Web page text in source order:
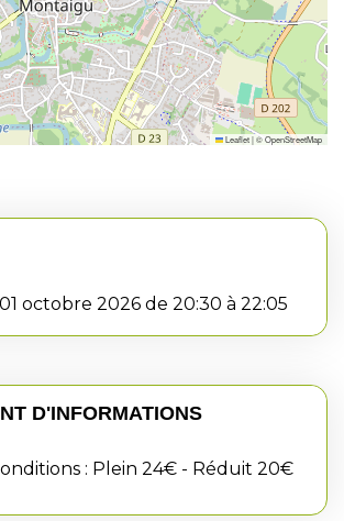
Leaflet|©OpenStreetMap
octobre 2026 de 20:30 à 22:05
D'INFORMATIONS
: Plein 24€ - Réduit 20€